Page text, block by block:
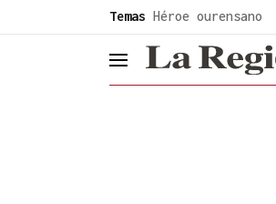
Temas Héroe ourensano
header.menu.open